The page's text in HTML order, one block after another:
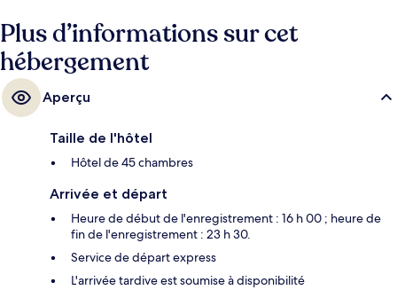
Plus d’informations sur cet
hébergement
Aperçu
Taille de l'hôtel
Hôtel de 45 chambres
Arrivée et départ
Heure de début de l'enregistrement : 16 h 00 ; heure de
fin de l'enregistrement : 23 h 30.
Service de départ express
L'arrivée tardive est soumise à disponibilité